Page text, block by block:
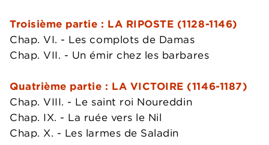
Troisième partie : LA RIPOSTE (1128-1146)
Chap. VI. - Les complots de Damas
Chap. VII. - Un émir chez les barbares
Quatrième partie : LA VICTOIRE (1146-1187)
Chap. VIII. - Le saint roi Noureddin
Chap. IX. - La ruée vers le Nil
Chap. X. - Les larmes de Saladin